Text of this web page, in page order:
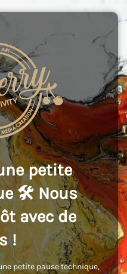
petite
🛠️ Nous
avec de
!
petite pause technique,